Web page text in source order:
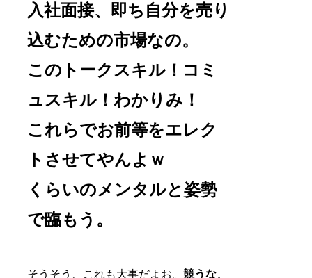
入社面接、即ち自分を売り
込むための市場なの。
このトークスキル！コミ
ュスキル！わかりみ！
これらでお前等をエレク
トさせてやんよｗ
くらいのメンタルと姿勢
で臨もう。
そうそう、これも大事だよお。競うな、